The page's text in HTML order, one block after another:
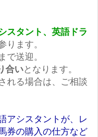
スタント、英語ドラ
ります。
で送迎。
合いとなります。
れる場合は、ご相談
アシスタントが、レ
券の購入の仕方など